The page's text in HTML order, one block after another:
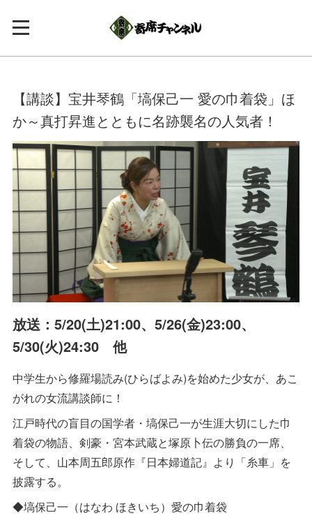
【講談】宝井琴鶴「塙保己一 愛の巾着袋」ほ
か～真打昇進とともに名跡襲名の人気者！
放送：5/20(土)21:00、5/26(金)23:00、
5/30(火)24:30 他
中学生から修羅場読み(ひらばよみ)を始めた少女が、あこ
がれの女流講談師に！
江戸時代の盲目の国学者・塙保己一が生涯大切にした巾
着袋の物語、剣豪・宮本武蔵と塚原卜伝の勝負の一席、
そして、山本周五郎原作『日本婦道記』より「糸車」を
披露する。
◆塙保己一（はなわ ほきいち）愛の巾着袋